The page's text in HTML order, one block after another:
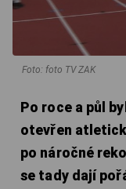
Foto: foto TV ZAK
Po roce a půl
otevřen
po náročné
se tady dají